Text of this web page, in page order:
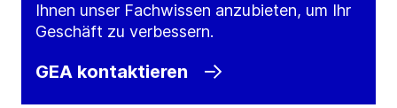
Ihnen unser Fachwissen anzubieten, um Ihr
Geschäft zu verbessern.
GEA kontaktieren